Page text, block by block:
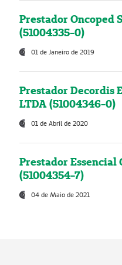
Prestador Oncoped
(51004335-0)
01 de Janeiro de 2019
Prestador Decordis
LTDA (51004346-0)
01 de Abril de 2020
Prestador Essencial
(51004354-7)
04 de Maio de 2021